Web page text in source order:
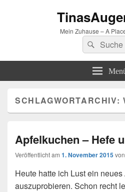
Mein Zuhause – A
Suchen
nach:
Suchen
SCHLAGWORTARCHIV:
Apfelkuchen – Hefe
Veröffentlicht am 1. November 2015von
Heute hatte ich Lust ein
auszuprobieren. Schon recht